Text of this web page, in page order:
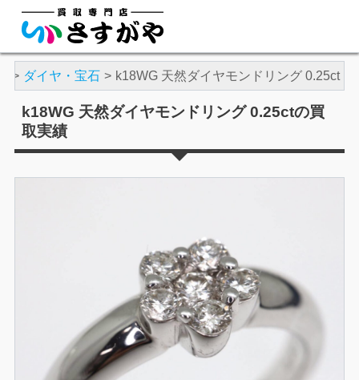
ダイヤ・宝石 k18WG 天然ダイヤモンドリング 0.25ct
k18WG 天然ダイヤモンドリング 0.25ctの買
取実績